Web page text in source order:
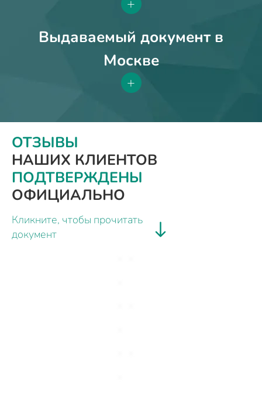
+
Выдаваемый документ в
Москве
+
ОТЗЫВЫ
НАШИХ КЛИЕНТОВ
ПОДТВЕРЖДЕНЫ
ОФИЦИАЛЬНО
Кликните, чтобы прочитать
документ